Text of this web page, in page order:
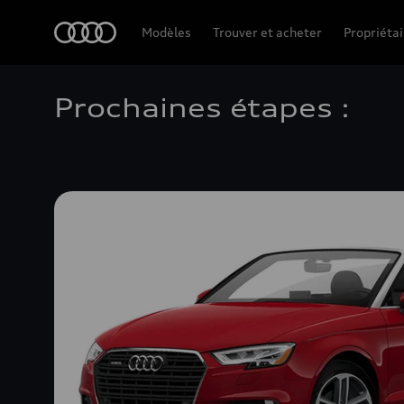
Modèles Trouver et acheter
Prochaines étapes :